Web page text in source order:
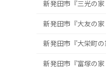
新発田市『三光の
新発田市『大友の
新発田市『大栄町
新発田市『富塚の